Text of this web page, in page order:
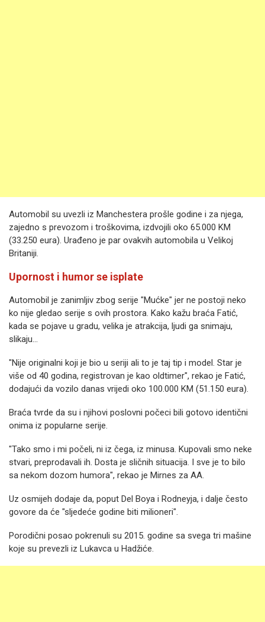
Automobil su uvezli iz Manchestera prošle godine i za njega,
zajedno s prevozom i troškovima, izdvojili oko 65.000 KM
(33.250 eura). Urađeno je par ovakvih automobila u Velikoj
Britaniji.
Upornost i humor se isplate
Automobil je zanimljiv zbog serije "Mućke" jer ne postoji neko
ko nije gledao serije s ovih prostora. Kako kažu braća Fatić,
kada se pojave u gradu, velika je atrakcija, ljudi ga snimaju,
slikaju...
"Nije originalni koji je bio u seriji ali to je taj tip i model. Star je
više od 40 godina, registrovan je kao oldtimer", rekao je Fatić,
dodajući da vozilo danas vrijedi oko 100.000 KM (51.150 eura).
Braća tvrde da su i njihovi poslovni počeci bili gotovo identični
onima iz popularne serije.
"Tako smo i mi počeli, ni iz čega, iz minusa. Kupovali smo neke
stvari, preprodavali ih. Dosta je sličnih situacija. I sve je to bilo
sa nekom dozom humora", rekao je Mirnes za AA.
Uz osmijeh dodaje da, poput Del Boya i Rodneyja, i dalje često
govore da će "sljedeće godine biti milioneri".
Porodični posao pokrenuli su 2015. godine sa svega tri mašine
koje su prevezli iz Lukavca u Hadžiće.